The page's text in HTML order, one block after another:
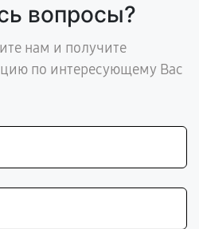
вопросы?
нам и получите
по интересующему Вас